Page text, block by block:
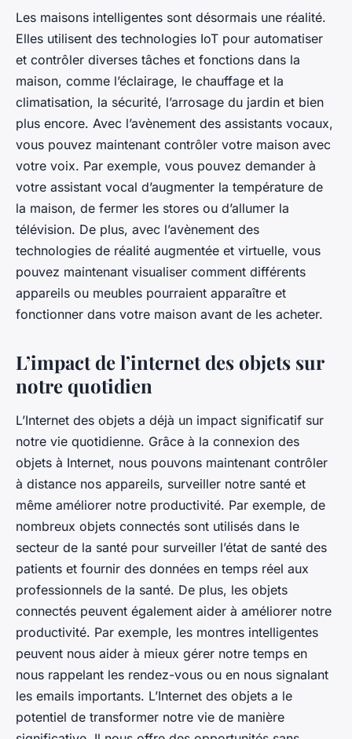
Les maisons intelligentes sont désormais une réalité.
Elles utilisent des technologies IoT pour automatiser
et contrôler diverses tâches et fonctions dans la
maison, comme l’éclairage, le chauffage et la
climatisation, la sécurité, l’arrosage du jardin et bien
plus encore. Avec l’avènement des assistants vocaux,
vous pouvez maintenant contrôler votre maison avec
votre voix. Par exemple, vous pouvez demander à
votre assistant vocal d’augmenter la température de
la maison, de fermer les stores ou d’allumer la
télévision. De plus, avec l’avènement des
technologies de réalité augmentée et virtuelle, vous
pouvez maintenant visualiser comment différents
appareils ou meubles pourraient apparaître et
fonctionner dans votre maison avant de les acheter.
L’impact de l’internet des objets sur
notre quotidien
L’Internet des objets a déjà un impact significatif sur
notre vie quotidienne. Grâce à la connexion des
objets à Internet, nous pouvons maintenant contrôler
à distance nos appareils, surveiller notre santé et
même améliorer notre productivité. Par exemple, de
nombreux objets connectés sont utilisés dans le
secteur de la santé pour surveiller l’état de santé des
patients et fournir des données en temps réel aux
professionnels de la santé. De plus, les objets
connectés peuvent également aider à améliorer notre
productivité. Par exemple, les montres intelligentes
peuvent nous aider à mieux gérer notre temps en
nous rappelant les rendez-vous ou en nous signalant
les emails importants. L’Internet des objets a le
potentiel de transformer notre vie de manière